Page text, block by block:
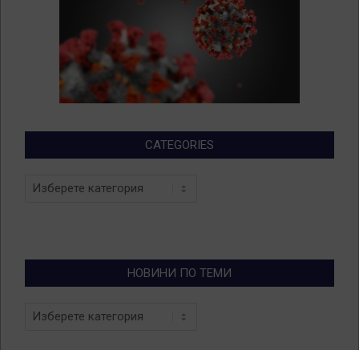
CATEGORIES
Categories
НОВИНИ ПО ТЕМИ
Новини